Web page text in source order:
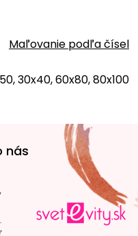
Maľovanie podľa čísel
30x40, 60x80, 80x100
nás